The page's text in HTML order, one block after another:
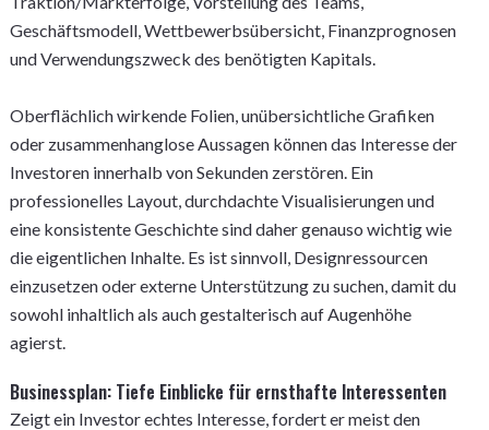
Geschäftsmodell, Wettbewerbsübersicht, Finanzprognosen
und Verwendungszweck des benötigten Kapitals.
Oberflächlich wirkende Folien, unübersichtliche Grafiken
oder zusammenhanglose Aussagen können das Interesse der
Investoren innerhalb von Sekunden zerstören. Ein
professionelles Layout, durchdachte Visualisierungen und
eine konsistente Geschichte sind daher genauso wichtig wie
die eigentlichen Inhalte. Es ist sinnvoll, Designressourcen
einzusetzen oder externe Unterstützung zu suchen, damit du
sowohl inhaltlich als auch gestalterisch auf Augenhöhe
agierst.
Businessplan: Tiefe Einblicke für ernsthafte Interessenten
Zeigt ein Investor echtes Interesse, fordert er meist den